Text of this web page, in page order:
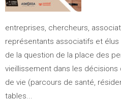
entreprises, chercheurs,
représentants associatifs et
de la question de la place des
vieillissement dans les
de vie (parcours de santé,
tables...